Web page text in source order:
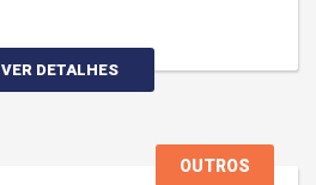
VER DETALHES
OUTROS